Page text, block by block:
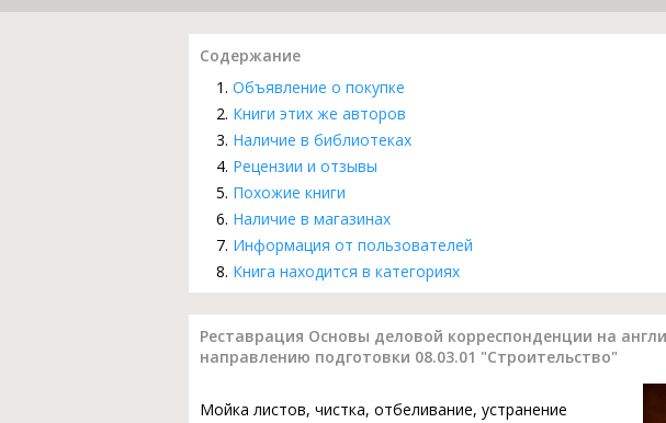
Содержание
Объявление о покупке
Книги этих же авторов
Наличие в библиотеках
Рецензии и отзывы
Похожие книги
Наличие в магазинах
Информация от пользователей
Книга находится в категориях
Реставрация Основы деловой корреспонденции на
направлению подготовки 08.03.01 "Строительство"
Мойка листов, чистка, отбеливание, устранение